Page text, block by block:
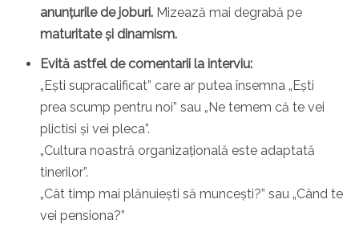
anunțurile de joburi. Mizează mai degrabă pe
maturitate și dinamism.
Evită astfel de comentarii la interviu:
„Ești supracalificat” care ar putea însemna „Ești
prea scump pentru noi” sau „Ne temem că te vei
plictisi și vei pleca”.
„Cultura noastră organizațională este adaptată
tinerilor”.
„Cât timp mai plănuiești să muncești?” sau „Când te
vei pensiona?”